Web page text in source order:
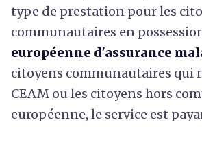
type de prestation pour les
communautaires en
européenne d'assurance
citoyens communautaires qui
CEAM ou les citoyens hors
européenne, le service est